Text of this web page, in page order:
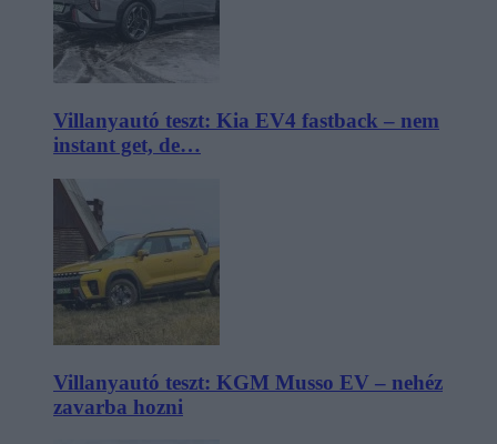
Villanyautó teszt: Kia EV4 fastback – nem
instant get, de…
Villanyautó teszt: KGM Musso EV – nehéz
zavarba hozni